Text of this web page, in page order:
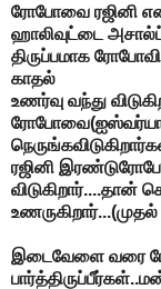
ரோபோவை ரஜினி
ஹாலிவுட்டை
திருப்பமாக
காதல்
உணர்வு வந்து
ரஜினி
விடுகிறார்....தான்
உணருகிறார்...(முதல்
இடைவேளை வரை